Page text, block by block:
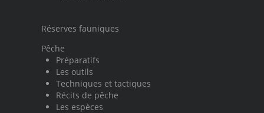
Réserves fauniques
Pêche
Préparatifs
Les outils
Techniques et tactiques
Récits de pêche
Les espèces